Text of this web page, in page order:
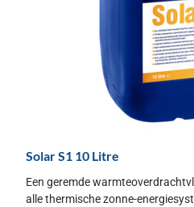
Solar S1 10 Litre
Een geremde
alle thermische zonne-